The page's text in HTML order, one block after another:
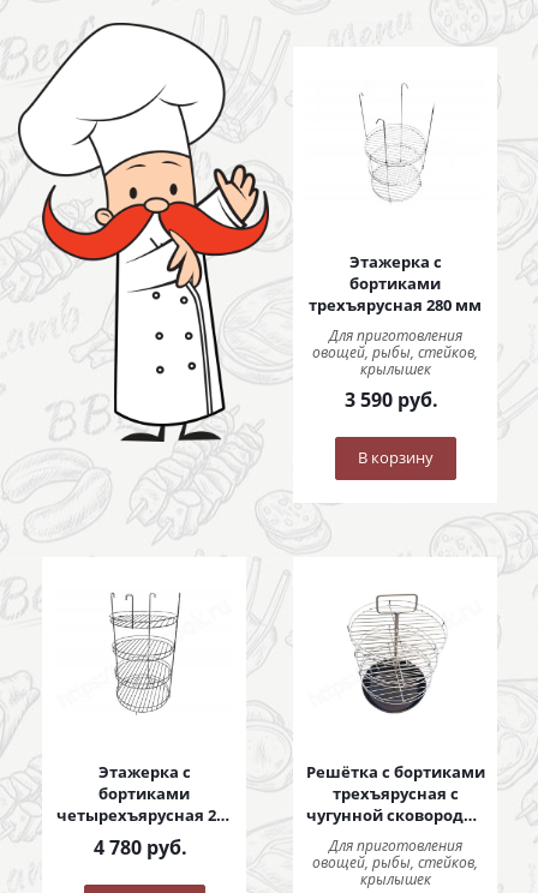
Этажерка с
бортиками
трехъярусная 280 мм
Для приготовления
овощей, рыбы, стейков,
крылышек
3 590руб.
В корзину
Этажерка с
бортиками
четырехъярусная 280
мм
4 780руб.
Решётка с бортиками
трехъярусная с
чугунной сковородой
Для приготовления
овощей, рыбы, стейков,
крылышек